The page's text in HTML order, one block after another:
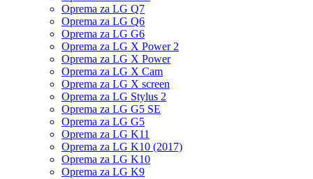
Oprema za LG Q7
Oprema za LG Q6
Oprema za LG G6
Oprema za LG X Power 2
Oprema za LG X Power
Oprema za LG X Cam
Oprema za LG X screen
Oprema za LG Stylus 2
Oprema za LG G5 SE
Oprema za LG G5
Oprema za LG K11
Oprema za LG K10 (2017)
Oprema za LG K10
Oprema za LG K9